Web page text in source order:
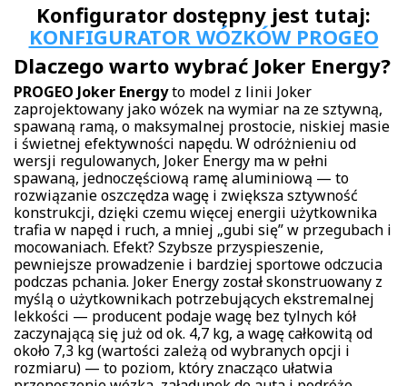
Konfigurator dostępny jest tutaj:
KONFIGURATOR WÓZKÓW PROGEO
Dlaczego warto wybrać Joker Energy?
PROGEO Joker Energyto model z linii Joker
zaprojektowany jako wózek na wymiar na ze sztywną,
spawaną ramą, o maksymalnej prostocie, niskiej masie
i świetnej efektywności napędu. W odróżnieniu od
wersji regulowanych, Joker Energy ma w pełni
spawaną, jednoczęściową ramę aluminiową — to
rozwiązanie oszczędza wagę i zwiększa sztywność
konstrukcji, dzięki czemu więcej energii użytkownika
trafia w napęd i ruch, a mniej „gubi się” w przegubach i
mocowaniach. Efekt? Szybsze przyspieszenie,
pewniejsze prowadzenie i bardziej sportowe odczucia
podczas pchania. Joker Energy został skonstruowany z
myślą o użytkownikach potrzebujących ekstremalnej
lekkości — producent podaje wagę bez tylnych kół
zaczynającą się już od ok. 4,7 kg, a wagę całkowitą od
około 7,3 kg (wartości zależą od wybranych opcji i
rozmiaru) — to poziom, który znacząco ułatwia